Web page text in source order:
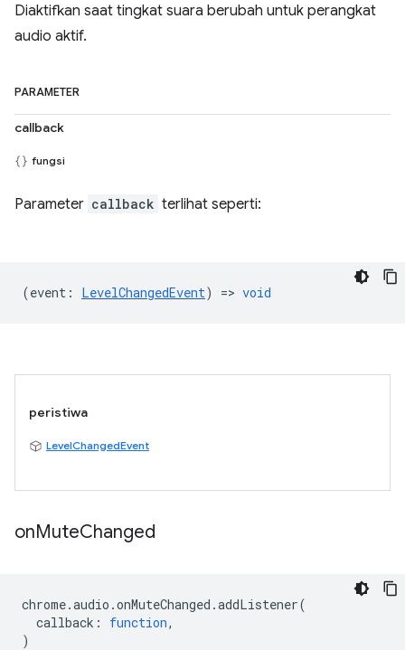
Diaktifkan saat tingkat suara berubah untuk perangkat
audio aktif.
PARAMETER
callback
fungsi
Parameter callback terlihat seperti:
(event : LevelChangedEvent) => void
peristiwa
LevelChangedEvent
onMuteChanged
chrome.audio .onMuteChanged .addListener(
callback : function,
)